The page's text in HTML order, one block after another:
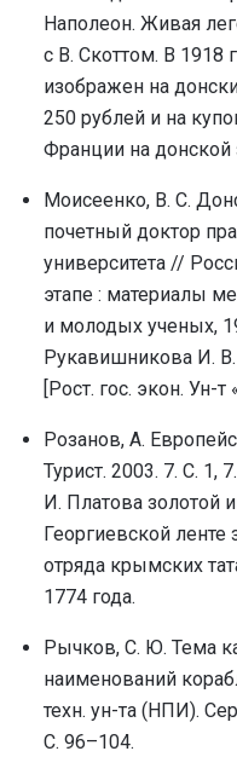
Наполеон. Живая
с В. Скоттом. В 1918
изображен на
250 рублей и на
Франции на донской
Моисеенко, В. С.
почетный доктор
университета //
этапе : материалы
и молодых ученых,
Рукавишникова И.
[Рост. гос. экон. Ун-
Розанов, А.
Турист. 2003. 7. С. 1,
И. Платова золотой
Георгиевской
отряда крымских
1774 года.
Рычков, С. Ю. Тема
наименований
техн. ун-та (НПИ).
С. 96–104.